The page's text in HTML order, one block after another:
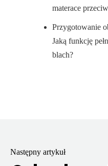
materace
Przygotowanie
Jaką funkcję
blach?
Następny artykuł